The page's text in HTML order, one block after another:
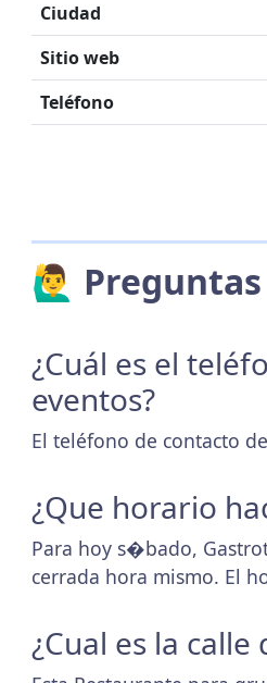
Ciudad
Sitio web
Teléfono
🙋‍♂️
¿Cuál es el
eventos?
El teléfono de contacto
¿Que horario
Para hoy s�bado,
cerrada hora mismo. El
¿Cual es la